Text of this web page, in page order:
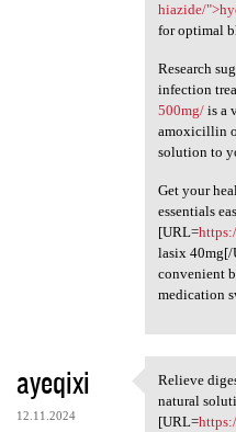
hiazide/
for optimal
Research
infection
500mg/is a
amoxicillin
solution to
Get your
essentials
[URL=
lasix 40mg[/
convenient
medication
ayeqixi
12.11.2024
Relieve
Relieve
natural
[URL=